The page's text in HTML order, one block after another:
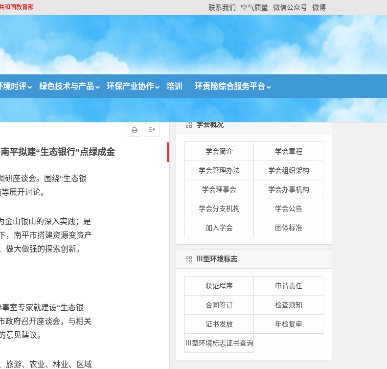
和国教育部 联系我们 空气质量 微信公众号 微博
境时评 绿色技术与产品 环保产业协作 培训 环责险综合服务平台
南平拟建“生态银行”点绿成金
平拟建“生态银行”点绿成金
研座谈会。围绕“生态银
展开讨论。
金山银山的深入实践；是
，南平市搭建资源变资产
大做强的探索创新。
室专家就建设“生态银
政府召开座谈会，与相关
意见建议。
旅游、农业、林业、区域
学会概况
学会简介 学会章程
学会管理办法 学会组织架构
学会理事会 学会办事机构
学会分支机构 学会公告
加入学会 团体标准
Ⅲ型环境标志
获证程序 申请责任
合同签订 检查须知
证书发放 年检复审
Ⅲ型环境标志证书查询